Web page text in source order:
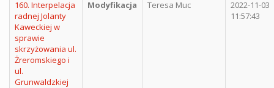
160. Interpelacja
radnej Jolanty
Kaweckiej w
sprawie
skrzyżowania ul.
Żreromskiego i
ul.
Grunwaldzkiej
Modyfikacja Teresa Muc
2022-11-03
11:57:43